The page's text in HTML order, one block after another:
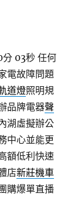
分 03秒任何
電故障問題
道燈照明規
品牌電器聲
湖虛擬辦公
中心並能更
額低利快速
店新莊機車
購爆單直播